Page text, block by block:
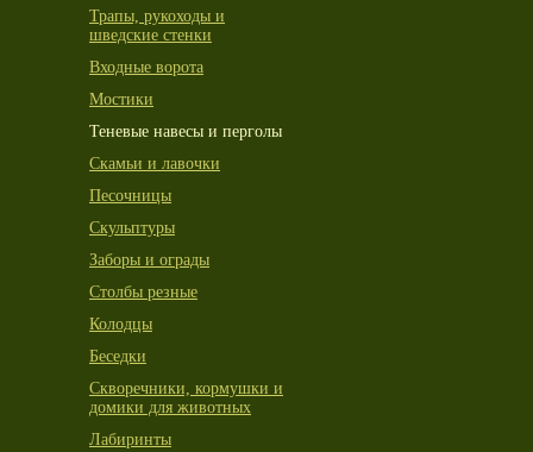
Трапы, рукоходы и
шведские стенки
Входные ворота
Мостики
Теневые навесы и перголы
Скамьи и лавочки
Песочницы
Скульптуры
Заборы и ограды
Столбы резные
Колодцы
Беседки
Скворечники, кормушки и
домики для животных
Лабиринты